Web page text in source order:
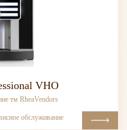
VHO
тм RheaVendors
обслуживание